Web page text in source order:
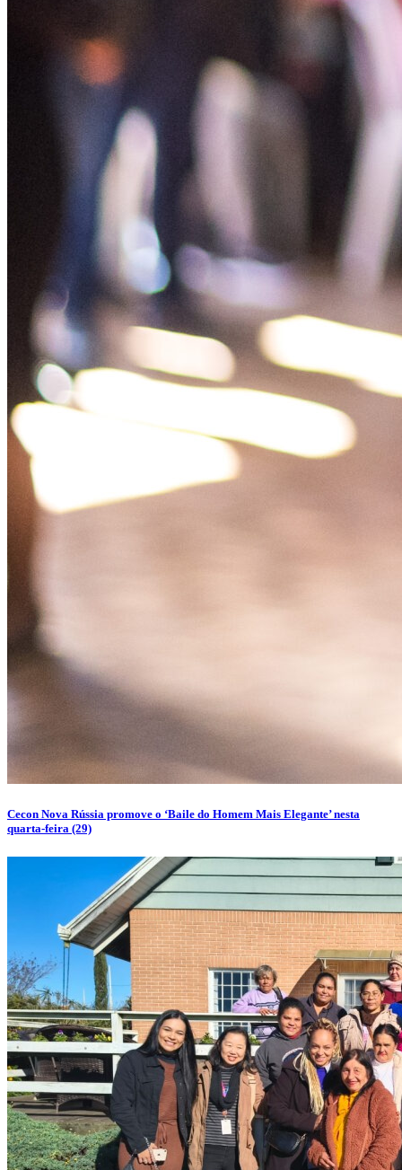
Cecon Nova Rússia promove o ‘Baile do Homem Mais Elegante’ nesta
quarta-feira (29)